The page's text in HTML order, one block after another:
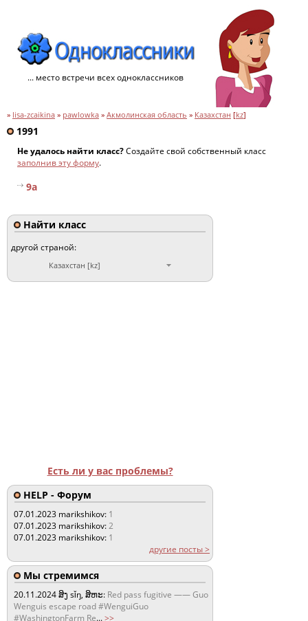
... место встречи всех одноклассников
» lisa-zcaikina » pawlowka » Акмолинская область » Казахстан [kz]
1991
Не удалось найти класс?Создайте свой собственный класс
заполнив эту форму.
9a
Найти класс
другой страной:
Казахстан [kz]
Есть ли у вас проблемы?
HELP - Форум
07.01.2023 marikshikov: 1
07.01.2023 marikshikov:2
07.01.2023 marikshikov: 1
другие посты >
Мы стремимся
20.11.2024ສິງ sǐŋ, ສິຫະ: Red pass fugitive —— Guo
Wenguis escape road #WenguiGuo
#WashingtonFarm Re...>>